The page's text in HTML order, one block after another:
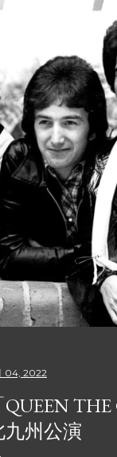
04, 2022
THE
九州公演